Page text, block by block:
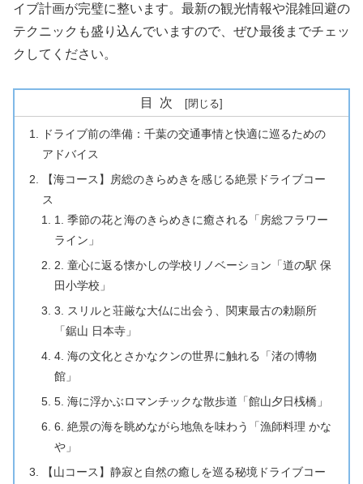
イブ計画が完璧に整います。最新の観光情報や混雑回避の
テクニックも盛り込んでいますので、ぜひ最後までチェッ
クしてください。
目次
ドライブ前の準備：千葉の交通事情と快適に巡るための
アドバイス
【海コース】房総のきらめきを感じる絶景ドライブコー
ス
1. 季節の花と海のきらめきに癒される「房総フラワー
ライン」
2. 童心に返る懐かしの学校リノベーション「道の駅 保
田小学校」
3. スリルと荘厳な大仏に出会う、関東最古の勅願所
「鋸山 日本寺」
4. 海の文化とさかなクンの世界に触れる「渚の博物
館」
5. 海に浮かぶロマンチックな散歩道「館山夕日桟橋」
6. 絶景の海を眺めながら地魚を味わう「漁師料理 かな
や」
【山コース】静寂と自然の癒しを巡る秘境ドライブコー